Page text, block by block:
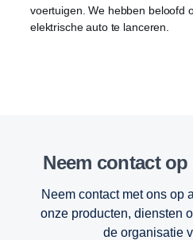
voertuigen. We hebben beloofd
elektrische auto te lanceren.
Neem contact
Neem contact met ons op
onze producten, diensten
de organisatie